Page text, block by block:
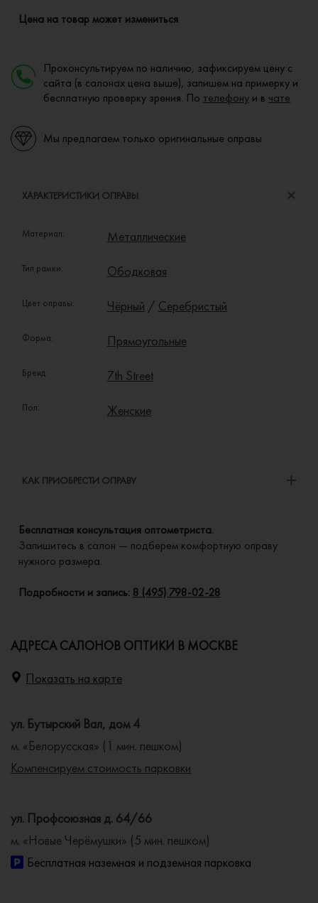
Цена на товар может измениться
Проконсультируем по наличию, зафиксируем цену с
сайта (в салонах цена выше), запишем на примерку и
бесплатную проверку зрения. По телефону и в чате
Мы предлагаем только оригинальные оправы
ХАРАКТЕРИСТИКИ ОПРАВЫ
Материал: Металлические
Тип рамки: Ободковая
Цвет оправы: Чёрный / Серебристый
Форма: Прямоугольные
Бренд: 7th Street
Пол: Женские
КАК ПРИОБРЕСТИ ОПРАВУ
Бесплатная консультация оптометриста.
Запишитесь в салон — подберем комфортную оправу
нужного размера.
Подробности и запись: 8 (495) 798-02-28
АДРЕСА САЛОНОВ ОПТИКИ В МОСКВЕ
Показать на карте
ул. Бутырский Вал, дом 4
м. «Белорусская» (1 мин. пешком)
Компенсируем стоимость парковки
ул. Профсоюзная д. 64/66
м. «Новые Черёмушки» (5 мин. пешком)
Бесплатная наземная и подземная парковка